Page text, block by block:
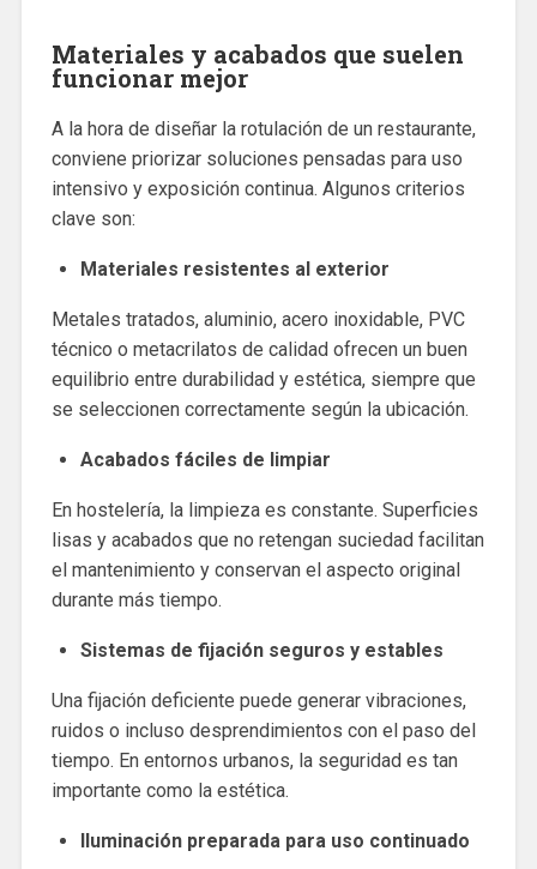
Materiales y acabados que suelen
funcionar mejor
A la hora de diseñar la rotulación de un restaurante,
conviene priorizar soluciones pensadas para uso
intensivo y exposición continua. Algunos criterios
clave son:
Materiales resistentes al exterior
Metales tratados, aluminio, acero inoxidable, PVC
técnico o metacrilatos de calidad ofrecen un buen
equilibrio entre durabilidad y estética, siempre que
se seleccionen correctamente según la ubicación.
Acabados fáciles de limpiar
En hostelería, la limpieza es constante. Superficies
lisas y acabados que no retengan suciedad facilitan
el mantenimiento y conservan el aspecto original
durante más tiempo.
Sistemas de fijación seguros y estables
Una fijación deficiente puede generar vibraciones,
ruidos o incluso desprendimientos con el paso del
tiempo. En entornos urbanos, la seguridad es tan
importante como la estética.
Iluminación preparada para uso continuado